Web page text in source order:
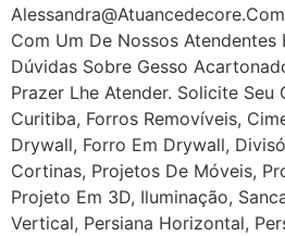
Com Um De Nossos Atendentes
Dúvidas Sobre Gesso
Prazer Lhe Atender. Solicite
Curitiba, Forros Removíveis,
Drywall, Forro Em Drywall,
Cortinas, Projetos De Móveis,
Projeto Em 3D, Iluminação,
Vertical, Persiana Horizontal,